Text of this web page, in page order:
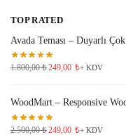
TOP RATED
Avada Teması – Duyarlı
1.800,00₺249,00 ₺+ KDV
WoodMart – Responsive
2.500,00₺249,00 ₺+ KDV